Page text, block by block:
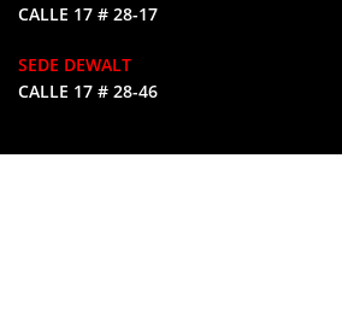
CALLE 17 # 28-17
SEDE DEWALT
CALLE 17 # 28-46